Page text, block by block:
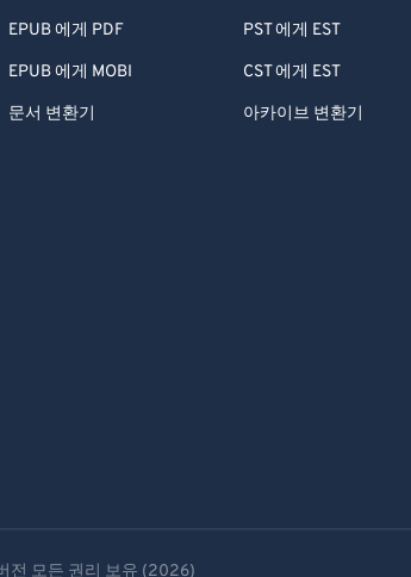
EPUB 에게 PDF
EPUB 에게 MOBI
문서 변환기
PST 에게 EST
CST 에게 EST
아카이브 변환기
전 모든 권리 보유 (2026)